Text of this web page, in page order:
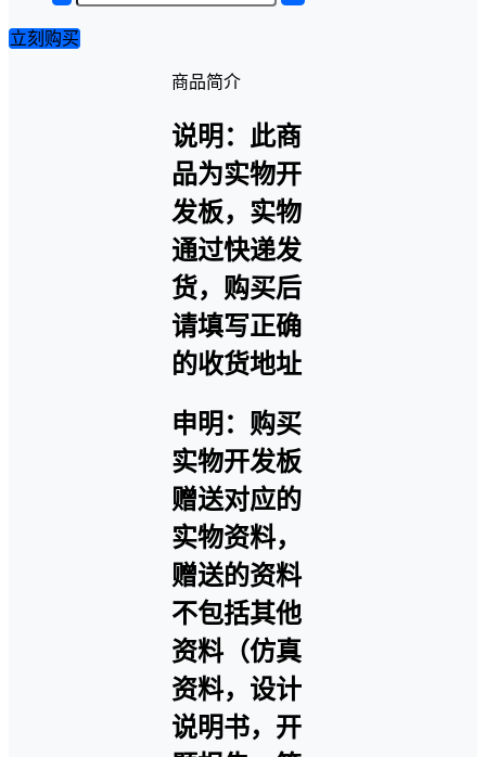
立刻购买
商品简介
说明：此商
品为实物开
发板，实物
通过快递发
货，购买后
请填写正确
的收货地址
申明：购买
实物开发板
赠送对应的
实物资料，
赠送的资料
不包括其他
资料（仿真
资料，设计
说明书，开